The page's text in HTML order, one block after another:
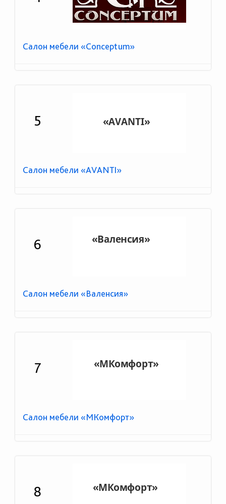
Салон мебели «Conceptum»
5
Салон мебели «АVANTI»
6
Салон мебели «Валенсия»
7
Салон мебели «МКомфорт»
8